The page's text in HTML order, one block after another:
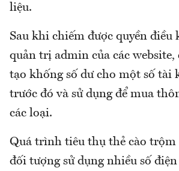
liệu.
Sau khi chiếm được quyền
quản trị admin của các website,
tạo khống số dư cho một số tài
trước đó và sử dụng để mua
các loại.
Quá trình tiêu thụ thẻ cào trộm
đối tượng sử dụng nhiều số